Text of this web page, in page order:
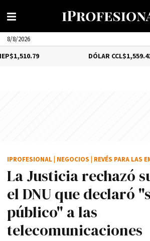
8/8/2026
$1,559.41
La Justicia rechazó
el DNU que declaró
público" a las
telecomunicaciones
IPROFESIONAL NEGOCIOS REVÉS PARA LAS